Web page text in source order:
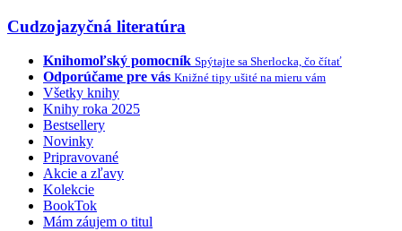
Cudzojazyčná literatúra
Knihomoľský pomocník Spýtajte sa Sherlocka, čo čítať
Odporúčame pre vás Knižné tipy ušité na mieru vám
Všetky knihy
Knihy roka 2025
Bestsellery
Novinky
Pripravované
Akcie a zľavy
Kolekcie
BookTok
Mám záujem o titul